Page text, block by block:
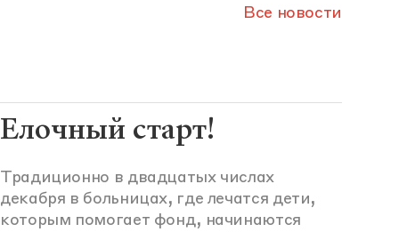
Все новости
Елочный старт!
Традиционно в двадцатых числах
декабря в больницах, где лечатся дети,
которым помогает фонд, начинаются